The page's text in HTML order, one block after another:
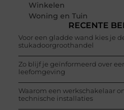
Winkelen
Woning en Tuin
RECENTE
Voor een gladde wand kies je
stukadoorgroothandel
Zo blijf je geïnformeerd over
leefomgeving
Waarom een werkschakelaar
technische installaties